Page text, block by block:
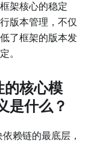
架核心的稳定
版本管理，不仅
了框架的版本发
。
的核心模
是什么？
赖链的最底层，